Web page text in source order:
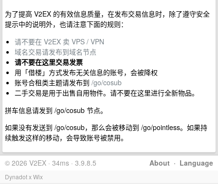
为了提高 V2EX 的有效信息质量，在发布交易信息时，除了遵守安全
提示中的说明外，也请注意下面的规则：
请不要在 V2EX 卖 VPS / VPN
域名交易请发布到域名节点
请不要在这里交易发票
用「借楼」方式发布无关信息的账号，会被降权
账号合租类主题请发布到 /go/cosub
二手交易是用于出售自用物件。请不要在这里进行全新物品。
拼车信息请发到 /go/cosub 节点。
如果没有发送到 /go/cosub，那么会被移动到 /go/pointless。如果持
续触发这样的移动，会导致账号被禁用。
About · Language
© 2026 V2EX · 34ms · 3.9.8.5
Dynadot x Wix